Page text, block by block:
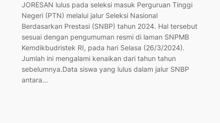
JORESAN lulus pada seleksi masuk Perguruan Tinggi
Negeri (PTN) melalui jalur Seleksi Nasional
Berdasarkan Prestasi (SNBP) tahun 2024. Hal tersebut
sesuai dengan pengumuman resmi di laman SNPMB
Kemdikbudristek RI, pada hari Selasa (26/3/2024).
Jumlah ini mengalami kenaikan dari tahun tahun
sebelumnya.Data siswa yang lulus dalam jalur SNBP
antara…